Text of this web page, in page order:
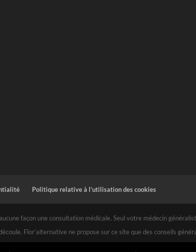
Politique relative à l’utilisation des cookies
façon une consultation médicale. Seul votre médecin
Flor’alternative ne propose sur ce site que des conseils